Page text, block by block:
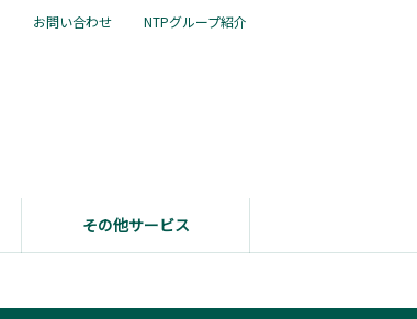
その他サービス
お問い合わせ NTPグループ紹介